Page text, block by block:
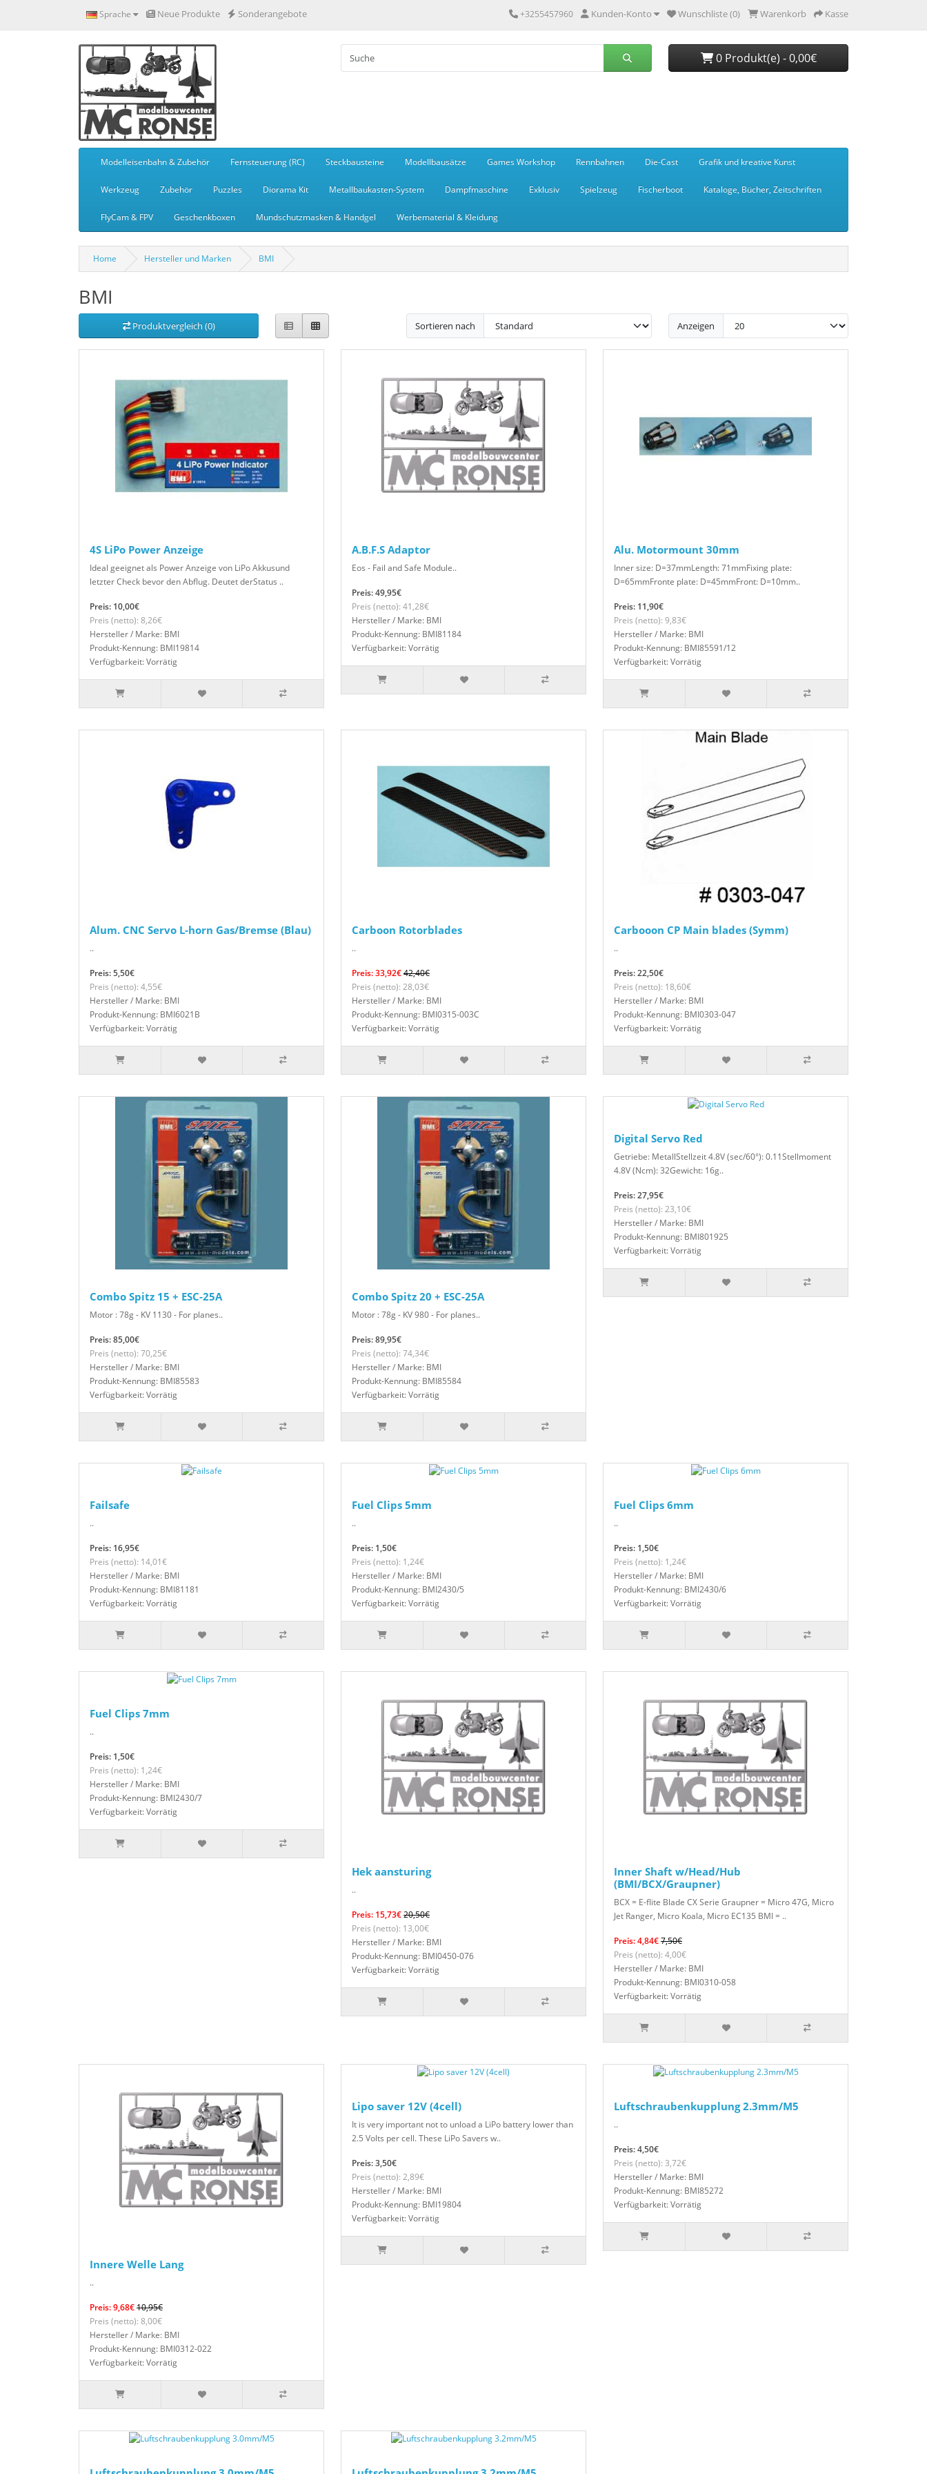
Sprache Neue Produkte Sonderangebote +3255457960 Kunden-Konto Wunschliste (0) Warenkorb Kasse
0 Produkt(e) - 0,00€
Modelleisenbahn & Zubehör Fernsteuerung (RC) Steckbausteine Modellbausätze Games Workshop Rennbahnen Die-Cast Grafik und kreative Kunst
Werkzeug Zubehör Puzzles Diorama Kit Metallbaukasten-System Dampfmaschine Exklusiv Spielzeug Fischerboot Kataloge, Bücher, Zeitschriften
FlyCam & FPV Geschenkboxen Mundschutzmasken & Handgel Werbematerial & Kleidung
Home Hersteller und Marken BMI
BMI
Produktvergleich (0) Sortieren nach Anzeigen
4S LiPo Power Anzeige
Ideal geeignet als Power Anzeige von LiPo Akkusund
letzter Check bevor den Abflug. Deutet derStatus ..
Preis: 10,00€
Preis (netto): 8,26€
Hersteller / Marke: BMI
Produkt-Kennung: BMI19814
Verfügbarkeit: Vorrätig
A.B.F.S Adaptor
Eos - Fail and Safe Module..
Preis: 49,95€
Preis (netto): 41,28€
Hersteller / Marke: BMI
Produkt-Kennung: BMI81184
Verfügbarkeit: Vorrätig
Alu. Motormount 30mm
Inner size: D=37mmLength: 71mmFixing plate:
D=65mmFronte plate: D=45mmFront: D=10mm..
Preis: 11,90€
Preis (netto): 9,83€
Hersteller / Marke: BMI
Produkt-Kennung: BMI85591/12
Verfügbarkeit: Vorrätig
Alum. CNC Servo L-horn Gas/Bremse (Blau)
..
Preis: 5,50€
Preis (netto): 4,55€
Hersteller / Marke: BMI
Produkt-Kennung: BMI6021B
Verfügbarkeit: Vorrätig
Carboon Rotorblades
..
Preis: 33,92€42,40€
Preis (netto): 28,03€
Hersteller / Marke: BMI
Produkt-Kennung: BMI0315-003C
Verfügbarkeit: Vorrätig
Carbooon CP Main blades (Symm)
..
Preis: 22,50€
Preis (netto): 18,60€
Hersteller / Marke: BMI
Produkt-Kennung: BMI0303-047
Verfügbarkeit: Vorrätig
Combo Spitz 15 + ESC-25A
Motor : 78g - KV 1130 - For planes..
Preis: 85,00€
Preis (netto): 70,25€
Hersteller / Marke: BMI
Produkt-Kennung: BMI85583
Verfügbarkeit: Vorrätig
Combo Spitz 20 + ESC-25A
Motor : 78g - KV 980 - For planes..
Preis: 89,95€
Preis (netto): 74,34€
Hersteller / Marke: BMI
Produkt-Kennung: BMI85584
Verfügbarkeit: Vorrätig
Digital Servo Red
Getriebe: MetallStellzeit 4.8V (sec/60°): 0.11Stellmoment
4.8V (Ncm): 32Gewicht: 16g..
Preis: 27,95€
Preis (netto): 23,10€
Hersteller / Marke: BMI
Produkt-Kennung: BMI801925
Verfügbarkeit: Vorrätig
Failsafe
..
Preis: 16,95€
Preis (netto): 14,01€
Hersteller / Marke: BMI
Produkt-Kennung: BMI81181
Verfügbarkeit: Vorrätig
Fuel Clips 5mm
..
Preis: 1,50€
Preis (netto): 1,24€
Hersteller / Marke: BMI
Produkt-Kennung: BMI2430/5
Verfügbarkeit: Vorrätig
Fuel Clips 6mm
..
Preis: 1,50€
Preis (netto): 1,24€
Hersteller / Marke: BMI
Produkt-Kennung: BMI2430/6
Verfügbarkeit: Vorrätig
Fuel Clips 7mm
..
Preis: 1,50€
Preis (netto): 1,24€
Hersteller / Marke: BMI
Produkt-Kennung: BMI2430/7
Verfügbarkeit: Vorrätig
Hek aansturing
..
Preis: 15,73€20,50€
Preis (netto): 13,00€
Hersteller / Marke: BMI
Produkt-Kennung: BMI0450-076
Verfügbarkeit: Vorrätig
Inner Shaft w/Head/Hub
(BMI/BCX/Graupner)
BCX = E-flite Blade CX Serie Graupner = Micro 47G, Micro
Jet Ranger, Micro Koala, Micro EC135 BMI = ..
Preis: 4,84€7,50€
Preis (netto): 4,00€
Hersteller / Marke: BMI
Produkt-Kennung: BMI0310-058
Verfügbarkeit: Vorrätig
Innere Welle Lang
..
Preis: 9,68€10,95€
Preis (netto): 8,00€
Hersteller / Marke: BMI
Produkt-Kennung: BMI0312-022
Verfügbarkeit: Vorrätig
Lipo saver 12V (4cell)
It is very important not to unload a LiPo battery lower than
2.5 Volts per cell. These LiPo Savers w..
Preis: 3,50€
Preis (netto): 2,89€
Hersteller / Marke: BMI
Produkt-Kennung: BMI19804
Verfügbarkeit: Vorrätig
Luftschraubenkupplung 2.3mm/M5
..
Preis: 4,50€
Preis (netto): 3,72€
Hersteller / Marke: BMI
Produkt-Kennung: BMI85272
Verfügbarkeit: Vorrätig